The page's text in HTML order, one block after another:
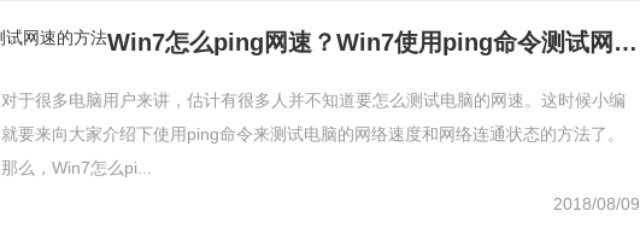
Win7怎么ping网速？Win7使用ping命令测试网速的方法
对于很多电脑用户来讲，估计有很多人并不知道要怎么测试电脑的网速。这时候小编
就要来向大家介绍下使用ping命令来测试电脑的网络速度和网络连通状态的方法了。
那么，Win7怎么pi...
2018/08/09